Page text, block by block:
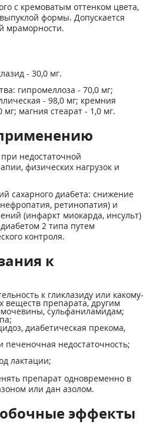
с кремоватым оттенком цвета,
формы. Допускается
мраморности.
- 30,0 мг.
гипромеллоза - 70,0 мг;
- 98,0 мг; кремния
магния стеарат - 1,0 мг.
недостаточной
физических нагрузок и
сахарного диабета: снижение
ретинопатия) и
(инфаркт миокарда, инсульт)
2 типа путем
контроля.
к
к гликлазиду или какому-
веществ препарата, другим
сульфаниламидам;
диабетическая прекома,
печеночная недостаточность;
лактации;
препарат одновременно в
или дан азолом.
эффекты